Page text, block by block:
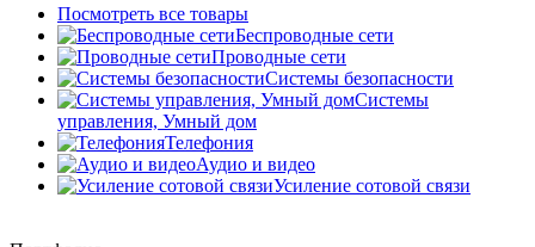
Посмотреть все товары
Беспроводные сети
Проводные сети
Системы безопасности
Системы
управления, Умный дом
Телефония
Аудио и видео
Усиление сотовой связи